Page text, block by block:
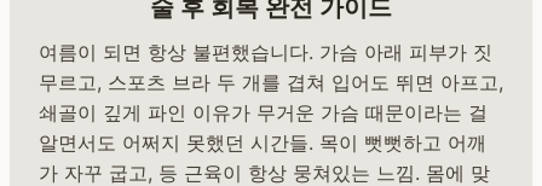
술 후 회복 완전 가이드
여름이 되면 항상 불편했습니다. 가슴 아래 피부가 짓
무르고, 스포츠 브라 두 개를 겹쳐 입어도 뛰면 아프고,
쇄골이 깊게 파인 이유가 무거운 가슴 때문이라는 걸
알면서도 어쩌지 못했던 시간들. 목이 뻣뻣하고 어깨
가 자꾸 굽고, 등 근육이 항상 뭉쳐있는 느낌. 몸에 맞